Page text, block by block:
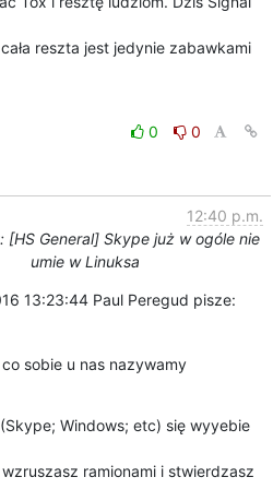
reszta jest jedynie zabawkami
0
0
12:40 p.m.
[HS General] Skype już w ogóle nie
umie w Linuksa
13:23:44 Paul Peregud pisze:
sobie u nas nazywamy
Windows; etc) się wyyebie